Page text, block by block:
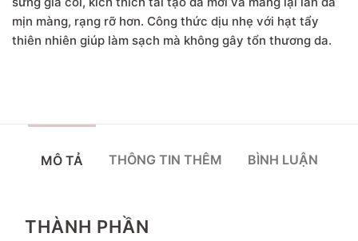
mịn màng, rạng rỡ hơn. Công thức dịu nhẹ với hạt tẩy
thiên nhiên giúp làm sạch mà không gây tổn thương da.
MÔ TẢ THÔNG TIN THÊM BÌNH LUẬN
THÀNH PHẦN